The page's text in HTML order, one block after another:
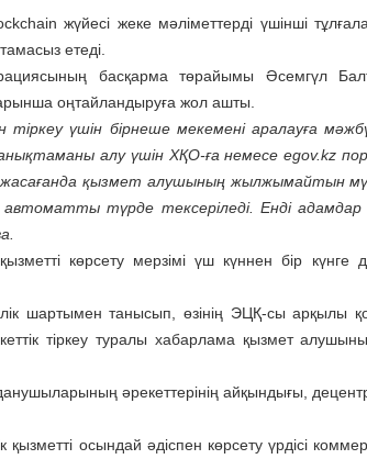
жүйесі жеке мәліметтерді үшінші
етеді.
басқарма төрайымы Әсемгүл
оңтайландыруға жол ашты.
үшін бірнеше мекемені аралауға
алу үшін ХҚО-ға немесе egov.kz
жасағанда қызмет алушының жылжымайтын
түрде тексеріледі. Енді адамдар
көрсету мерзімі үш күннен бір күнге
шартымен танысып, өзінің ЭЦҚ-сы арқылы
тіркеу туралы хабарлама қызмет
әрекеттерінің айқындығы,
осындай әдіспен көрсету үрдісі